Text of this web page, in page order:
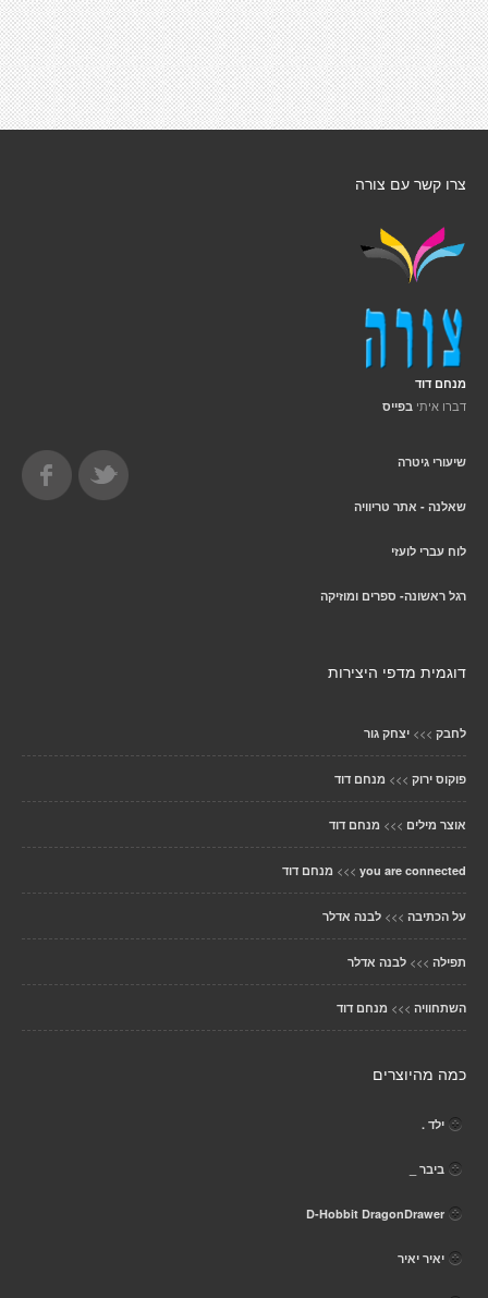
צרו קשר עם צורה
מנחם דוד
דברו איתי בפייס
שיעורי גיטרה
שאלנה - אתר טריוויה
לוח עברי לועזי
רגל ראשונה- ספרים ומוזיקה
דוגמית מדפי היצירות
לחבק >>> יצחק גור
פוקוס ירוק >>> מנחם דוד
אוצר מילים >>> מנחם דוד
you are connected
>>> מנחם דוד
על הכתיבה >>> לבנה אדלר
תפילה >>> לבנה אדלר
השתחוויה >>> מנחם דוד
כמה מהיוצרים
ילד .
ביבר _
D-Hobbit DragonDrawer
יאיר יאיר